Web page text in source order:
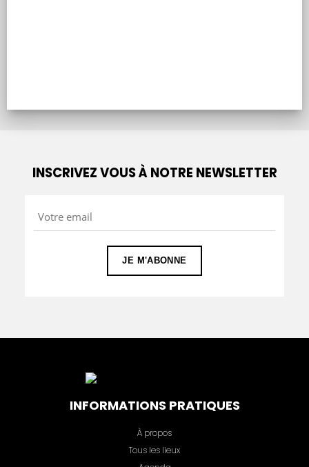
INSCRIVEZ VOUS À NOTRE NEWSLETTER
INFORMATIONS PRATIQUES
À propos
Tous les lieux